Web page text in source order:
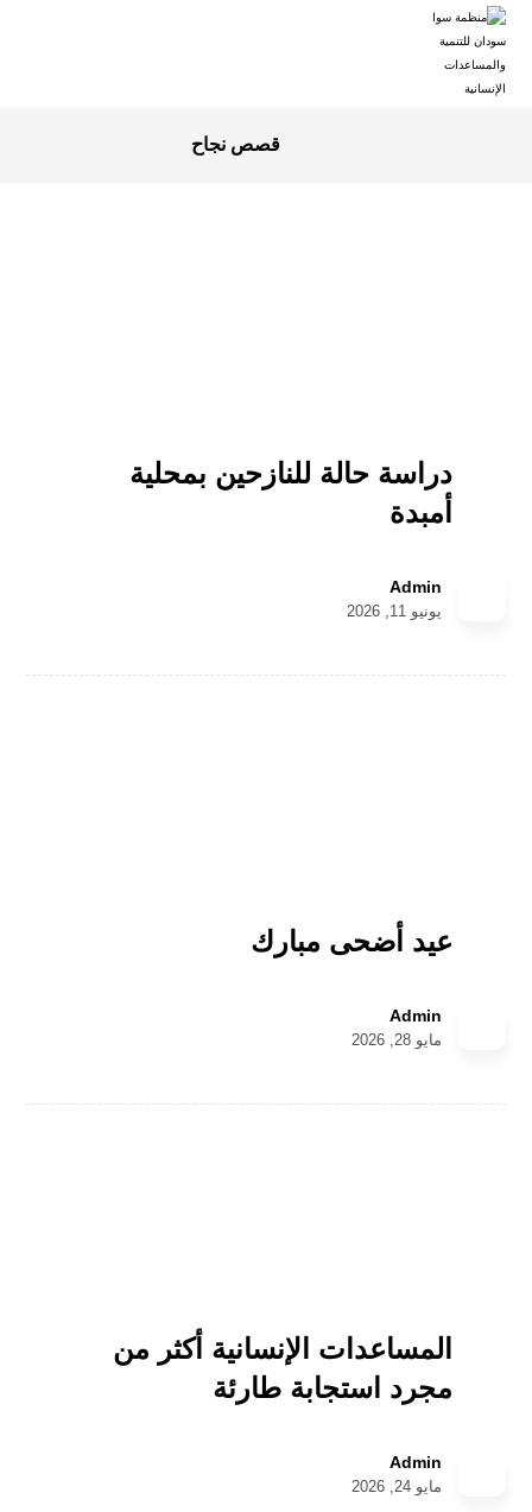
قصص نجاح
دراسة حالة للنازحين بمحلية
أمبدة
Admin
يونيو 11, 2026
عيد أضحى مبارك
Admin
مايو 28, 2026
المساعدات الإنسانية أكثر من
مجرد استجابة طارئة
Admin
مايو 24, 2026